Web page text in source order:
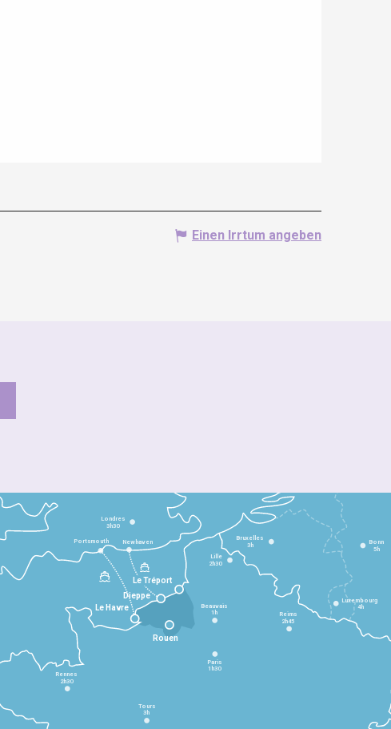
Einen Irrtum angeben
Le Havre
Dieppe
Le Tréport
Rennes
2h30
Tours
3h
Paris
1h30
Beauvais
1h Reims
2h45
Lille
2h30
Bruxelles
3h
Londres
3h30
Newhaven
Portsmouth Bonn
5h
Luxembourg
4h
Rouen